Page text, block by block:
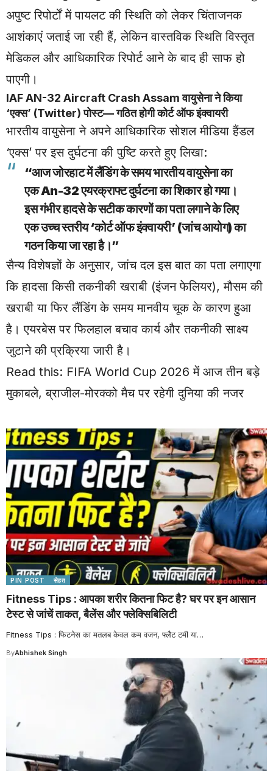
अपुष्ट रिपोर्टों में पायलट की स्थिति को लेकर चिंताजनक
आशंकाएं जताई जा रही हैं, लेकिन वास्तविक स्थिति विस्तृत
मेडिकल और आधिकारिक रिपोर्ट आने के बाद ही साफ हो
पाएगी।
IAF AN-32 Aircraft Crash Assam वायुसेना ने किया
‘एक्स’ (Twitter) पोस्ट— गठित होगी कोर्ट ऑफ इंक्वायरी
भारतीय वायुसेना ने अपने आधिकारिक सोशल मीडिया हैंडल
‘एक्स’ पर इस दुर्घटना की पुष्टि करते हुए लिखा:
“आज जोरहाट में लैंडिंग के समय भारतीय वायुसेना का
एक An-32 एयरक्राफ्ट दुर्घटना का शिकार हो गया।
इस गंभीर हादसे के सटीक कारणों का पता लगाने के लिए
एक उच्च स्तरीय ‘कोर्ट ऑफ इंक्वायरी’ (जांच आयोग) का
गठन किया जा रहा है।”
सैन्य विशेषज्ञों के अनुसार, जांच दल इस बात का पता लगाएगा
कि हादसा किसी तकनीकी खराबी (इंजन फेलियर), मौसम की
खराबी या फिर लैंडिंग के समय मानवीय चूक के कारण हुआ
है। एयरबेस पर फिलहाल बचाव कार्य और तकनीकी साक्ष्य
जुटाने की प्रक्रिया जारी है।
Read this: FIFA World Cup 2026 में आज तीन बड़े
मुकाबले, ब्राजील-मोरक्को मैच पर रहेगी दुनिया की नजर
PIN POST सेहत
Fitness Tips : आपका शरीर कितना फिट है? घर पर इन आसान
टेस्ट से जांचें ताकत, बैलेंस और फ्लेक्सिबिलिटी
Fitness Tips : फिटनेस का मतलब केवल कम वजन, फ्लैट टमी या…
ByAbhishek Singh